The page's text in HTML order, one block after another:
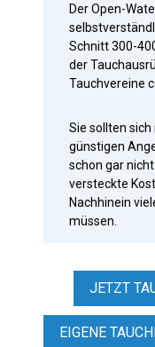
Der Open-
Schnitt 300-
der
Tauchvereine
Sie sollten
günstigen
schon gar
versteckte
Nachhinein
müssen.
JETZT
EIGENE